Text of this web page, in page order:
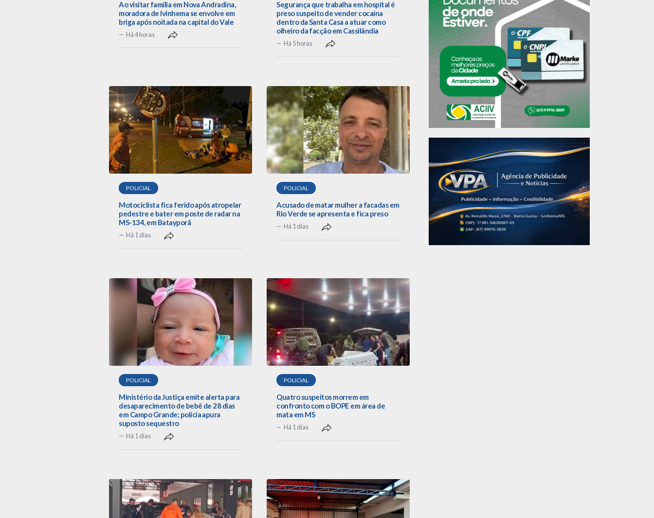
Ao visitar família em Nova Andradina,
moradora de Ivinhema se envolve em
briga após noitada na capital do Vale
Há 4 horas
Segurança que trabalha em hospital é
preso suspeito de vender cocaína
dentro da Santa Casa a atuar como
olheiro da facção em Cassilândia
Há 5 horas
POLICIAL
Motociclista fica ferido após atropelar
pedestre e bater em poste de radar na
MS-134, em Batayporã
Há 1 dias
POLICIAL
Acusado de matar mulher a facadas em
Rio Verde se apresenta e fica preso
Há 1 dias
POLICIAL
Ministério da Justiça emite alerta para
desaparecimento de bebê de 28 dias
em Campo Grande; polícia apura
suposto sequestro
Há 1 dias
POLICIAL
Quatro suspeitos morrem em
confronto com o BOPE em área de
mata em MS
Há 1 dias